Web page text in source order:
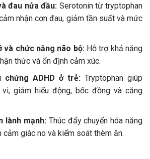
đau nửa đầu: Serotonin từ tryptophan
nhận cơn đau, giảm tần suất và mức
và chức năng não bộ:Hỗ trợ khả năng
thức và ổn định cảm xúc.
chứng ADHD ở trẻ:Tryptophan giúp
vi, giảm hiếu động, bốc đồng và căng
lành mạnh:Thúc đẩy chuyển hóa năng
cảm giác no và kiểm soát thèm ăn.